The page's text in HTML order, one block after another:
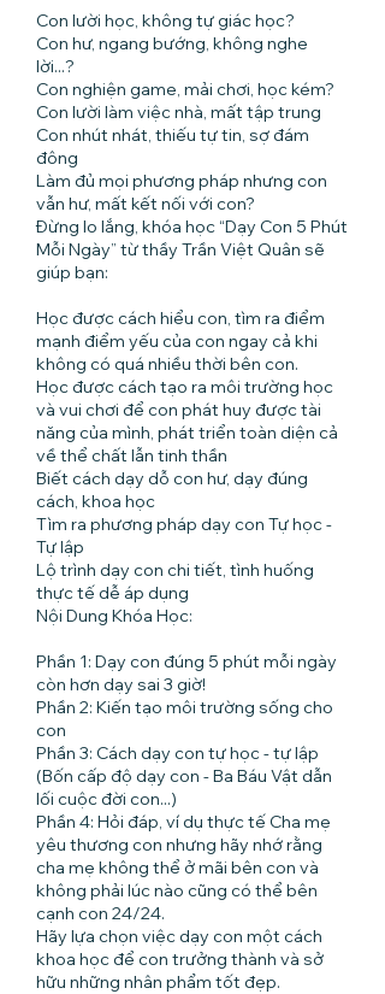
Con lười học, không tự giác học?
Con hư, ngang bướng, không nghe
lời...?
Con nghiện game, mải chơi, học kém?
Con lười làm việc nhà, mất tập trung
Con nhút nhát, thiếu tự tin, sợ đám
đông
Làm đủ mọi phương pháp nhưng con
vẫn hư, mất kết nối với con?
Đừng lo lắng, khóa học “Dạy Con 5 Phút
Mỗi Ngày” từ thầy Trần Việt Quân sẽ
giúp bạn:
Học được cách hiểu con, tìm ra điểm
mạnh điểm yếu của con ngay cả khi
không có quá nhiều thời bên con.
Học được cách tạo ra môi trường học
và vui chơi để con phát huy được tài
năng của mình, phát triển toàn diện cả
về thể chất lẫn tinh thần
Biết cách dạy dỗ con hư, dạy đúng
cách, khoa học
Tìm ra phương pháp dạy con Tự học -
Tự lập
Lộ trình dạy con chi tiết, tình huống
thực tế dễ áp dụng
Nội Dung Khóa Học:
Phần 1: Dạy con đúng 5 phút mỗi ngày
còn hơn dạy sai 3 giờ!
Phần 2: Kiến tạo môi trường sống cho
con
Phần 3: Cách dạy con tự học - tự lập
(Bốn cấp độ dạy con - Ba Báu Vật dẫn
lối cuộc đời con...)
Phần 4: Hỏi đáp, ví dụ thực tế Cha mẹ
yêu thương con nhưng hãy nhớ rằng
cha mẹ không thể ở mãi bên con và
không phải lúc nào cũng có thể bên
cạnh con 24/24.
Hãy lựa chọn việc dạy con một cách
khoa học để con trưởng thành và sở
hữu những nhân phẩm tốt đẹp.